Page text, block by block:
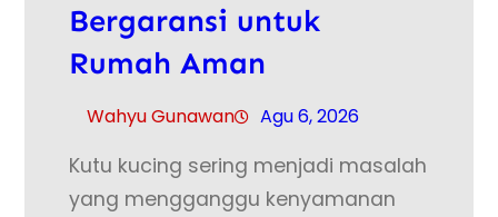
Bergaransi untuk
Rumah Aman
Wahyu Gunawan Agu 6, 2026
Kutu kucing sering menjadi masalah
yang mengganggu kenyamanan